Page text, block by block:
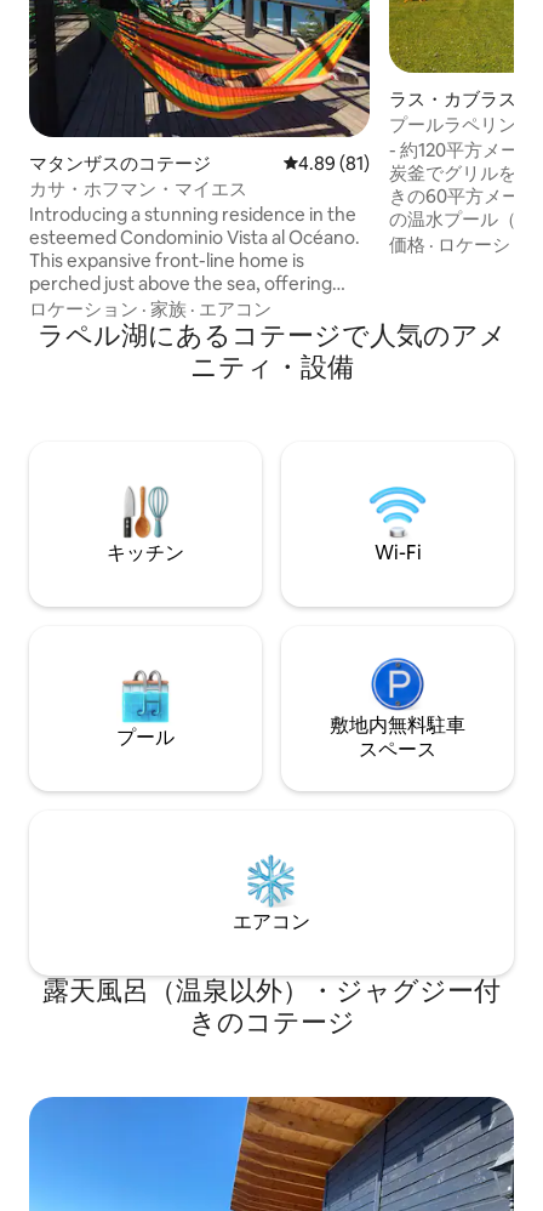
マタンザスのコテージ レビュー81件、5つ星中4.89つ
4.89 (81)
カサ・ホフマン・マイエス
Introducing a stunning residence in the
esteemed Condominio Vista al Océano.
This expansive front-line home is
perched just above the sea, offering
breathtaking views and easy access to
the beach. Meticulously furnished with
love to detail by the owner, this cosy
property exudes charm and comfort.
ロケーション · 家族 · エアコン
ラス・カブラスの
プールラペリング
ど。
- 約120平方メートルの家 - 冷
炭釜でグリルを焼
きの60平方メー
の温水プール（水
間前までにご予約
いリビング/ダイ
価格 · ロケーショ
ラペル湖にあるコテージで人気のアメ
ニティ・設備
キッチン Wi-Fi
プール
敷地内無料駐⁠車
ス⁠ペ⁠ー⁠ス
エアコン
露天風呂（温泉以外）・ジャグジー付
きのコテージ